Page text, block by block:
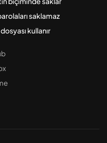
saklamaz
kullanır